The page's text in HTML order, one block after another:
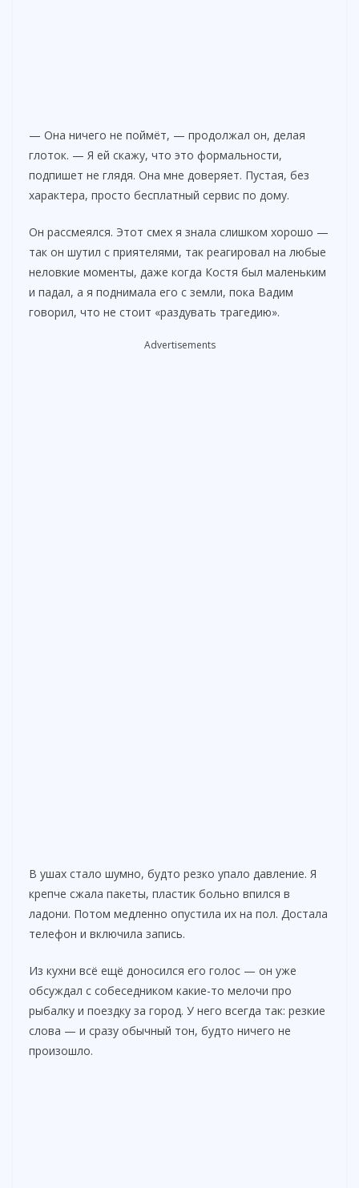
— Она ничего не поймёт, — продолжал он, делая
глоток. — Я ей скажу, что это формальности,
подпишет не глядя. Она мне доверяет. Пустая, без
характера, просто бесплатный сервис по дому.
Он рассмеялся. Этот смех я знала слишком хорошо —
так он шутил с приятелями, так реагировал на любые
неловкие моменты, даже когда Костя был маленьким
и падал, а я поднимала его с земли, пока Вадим
говорил, что не стоит «раздувать трагедию».
Advertisements
В ушах стало шумно, будто резко упало давление. Я
крепче сжала пакеты, пластик больно впился в
ладони. Потом медленно опустила их на пол. Достала
телефон и включила запись.
Из кухни всё ещё доносился его голос — он уже
обсуждал с собеседником какие-то мелочи про
рыбалку и поездку за город. У него всегда так: резкие
слова — и сразу обычный тон, будто ничего не
произошло.